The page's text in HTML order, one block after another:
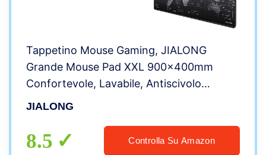
Tappetino Mouse Gaming, JIALONG
Grande Mouse Pad XXL 900x400mm
Confortevole, Lavabile, Antiscivolo
Tappetino Scrivania Supporto per
mondo
JIALONG
8.5 Controlla Su Amazon